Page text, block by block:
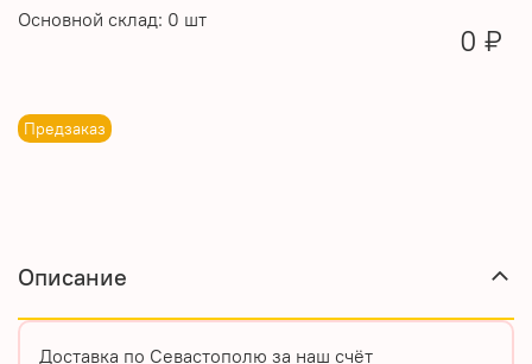
Основной склад: 0 шт
Предзаказ
0 ₽
Описание
Доставка по Севастополю за наш счёт